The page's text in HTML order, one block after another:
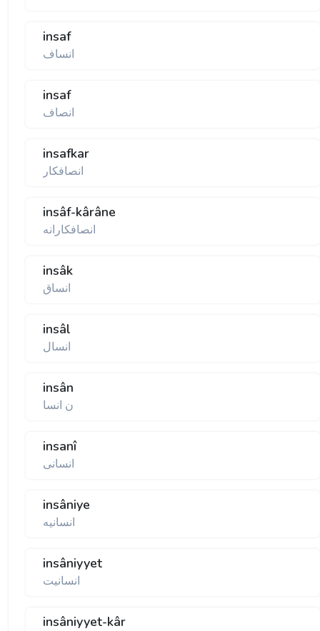
insaf
انساف
insaf
انصاف
insafkar
انصافكار
insâf-kârâne
انصافكارانه
insâk
انساق
insâl
انسال
insân
ن انسا
insanî
انسانی
insâniye
انسانيه
insâniyyet
انسانيت
insâniyyet-kâr